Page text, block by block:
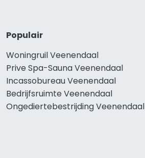
Populair
Woningruil Veenendaal
Prive Spa-Sauna Veenendaal
Incassobureau Veenendaal
Bedrijfsruimte Veenendaal
Ongediertebestrijding Veenendaal